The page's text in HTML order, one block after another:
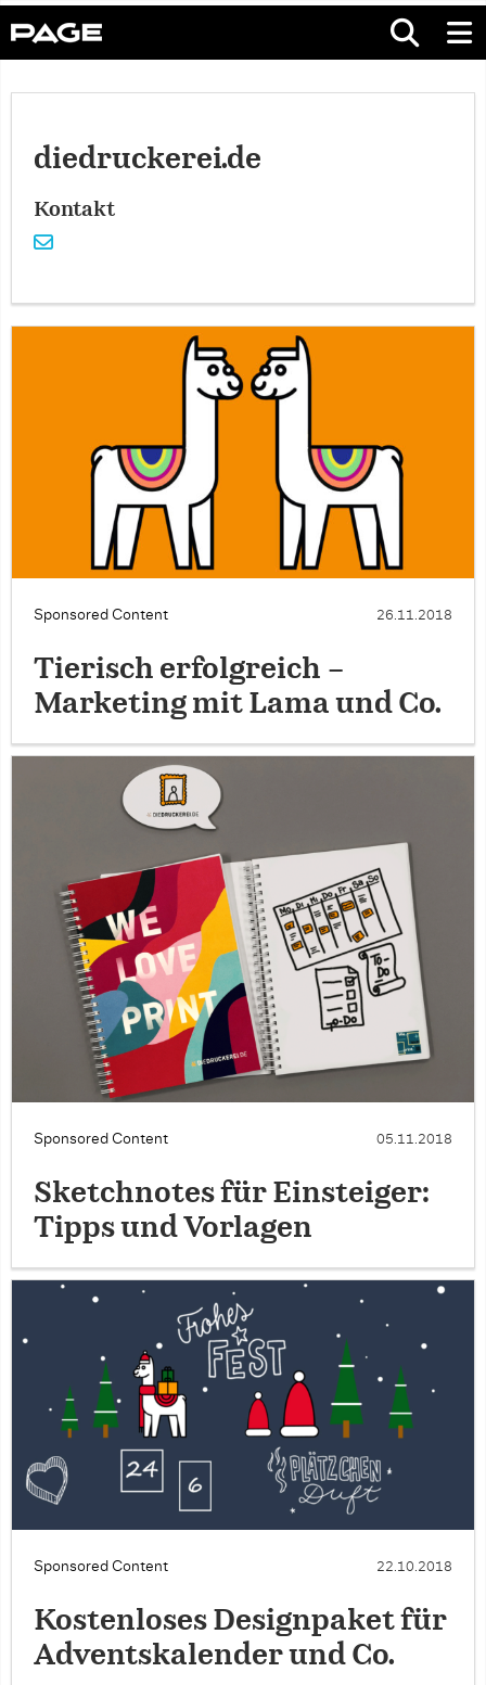
diedruckerei.de
Kontakt
Sponsored Content 26.11.2018
Tierisch erfolgreich –
Marketing mit Lama und Co.
Sponsored Content 05.11.2018
Sketchnotes für Einsteiger:
Tipps und Vorlagen
Sponsored Content 22.10.2018
Kostenloses Designpaket für
Adventskalender und Co.